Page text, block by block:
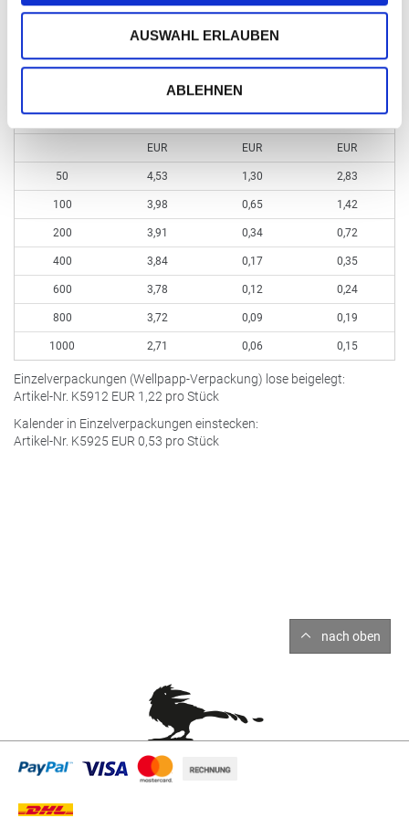
AUSWAHL ERLAUBEN
ABLEHNEN
Satzkosten, pauschalEUR15,00
50
100
200
400
600
800
1000
EUR
4,53
3,98
3,91
3,84
3,78
3,72
2,71
zzgl. Aufdruck
EUR
1,30
0,65
0,34
0,17
0,12
0,09
0,06
EUR
2,83
1,42
0,72
0,35
0,24
0,19
0,15
Einzelverpackungen (Wellpapp-Verpackung) lose beigelegt:
Artikel-Nr. K5912 EUR 1,22 pro Stück
Kalender in Einzelverpackungen einstecken:
Artikel-Nr. K5925 EUR 0,53 pro Stück
nach oben